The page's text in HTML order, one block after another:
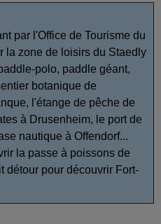
par l'Office de Tourisme du
la zone de loisirs du Staedly
polo, paddle géant,
botanique de
l'étange de pêche de
à Drusenheim, le port de
nautique à Offendorf...
la passe à poissons de
détour pour découvrir Fort-